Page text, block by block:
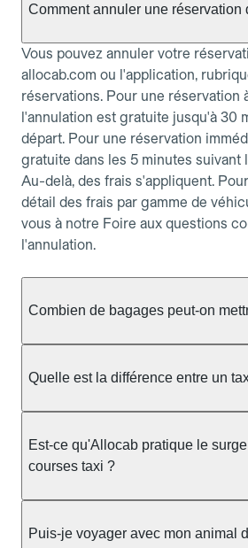
Comment annuler une réservation
Vous pouvez annuler votre
allocab.com ou l'application,
réservations. Pour une réservation
l'annulation est gratuite jusqu'à 30
départ. Pour une réservation
gratuite dans les 5 minutes suivant
Au-delà, des frais s'appliquent.
détail des frais par gamme de
vous à notre Foire aux questions
l'annulation.
Combien de bagages peut-on
taxi berline accueille en général
ou nombreux, précisez-le dans le
au chauffeur" lors de la
pas impacté par le nombre de
Quelle est la différence entre un
prendre en charge directement
station ou sur réservation, avec un
réservation et propose un prix fixe
l'avance. Chez Allocab, réservez
Est-ce qu'Allocab pratique le
courses taxi ?
réglementation préfectorale et suit
Puis-je voyager avec mon animal